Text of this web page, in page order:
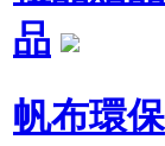
品
帆布環保